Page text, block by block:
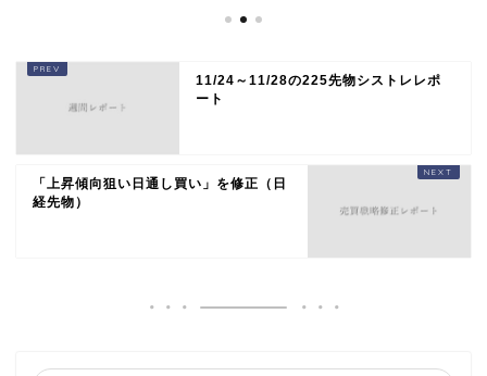
11/24～11/28の225先物シストレレポ
ート
「上昇傾向狙い日通し買い」を修正（日
経先物）